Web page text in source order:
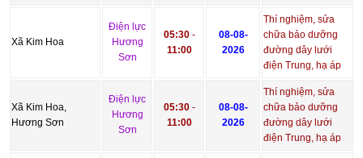
Xã Kim Hoa
Điện lực
Hương
Sơn
05:30-
11:00
08-08-
2026
Thí nghiệm, sửa
chữa bảo dưỡng
đường dây lưới
điện Trung, hạ áp
Xã Kim Hoa,
Hương Sơn
Điện lực
Hương
Sơn
05:30-
11:00
08-08-
2026
Thí nghiệm, sửa
chữa bảo dưỡng
đường dây lưới
điện Trung, hạ áp